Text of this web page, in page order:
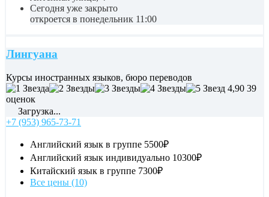
Сегодня уже закрыто
откроется в понедельник 11:00
Лингуана
Курсы иностранных языков, бюро переводов
4,90 39
оценок
Загрузка...
+7 (953) 965-73-71
Английский язык в группе 5500₽
Английский язык индивидуально 10300₽
Китайский язык в группе 7300₽
Все цены (10)